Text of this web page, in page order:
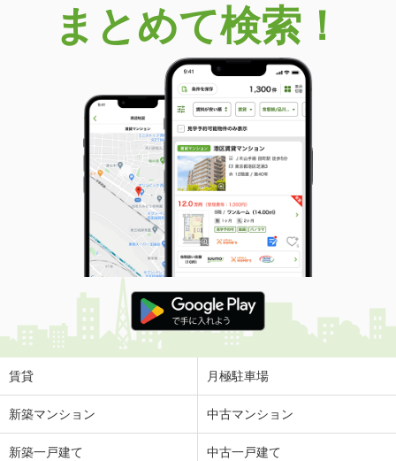
まとめて検索！
賃貸 月極駐車場
新築マンション 中古マンション
新築一戸建て 中古一戸建て